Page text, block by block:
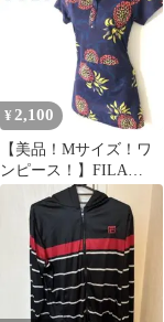
¥ 2,100
【美品！Mサイズ！ワ
ンピース！】FILA
GOLFワンピースゴル
フウェア！